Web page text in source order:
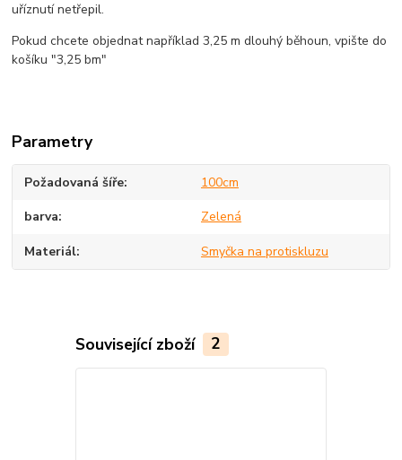
uříznutí netřepil.
Pokud chcete objednat například 3,25 m dlouhý běhoun, vpište do
košíku "3,25 bm"
Parametry
Požadovaná šíře 100cm
barva Zelená
Materiál Smyčka na protiskluzu
Související zboží 2